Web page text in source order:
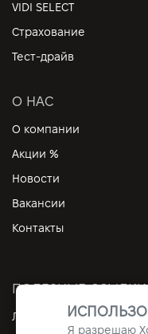
VIDI SELECT
Страхование
Тест-драйв
О НАС
О компании
Акции %
Новости
Вакансии
Контакты
ПОЛЕЗНЫЕ ССЫЛКИ
Личный кабинет
Я разрешаю